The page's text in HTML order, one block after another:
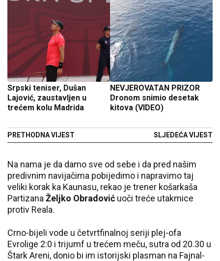
Srpski teniser, Dušan
Lajović, zaustavljen u
trećem kolu Madrida
PRETHODNA VIJEST
NEVJEROVATAN PRIZOR
Dronom snimio desetak
kitova (VIDEO)
SLJEDEĆA VIJEST
Na nama je da damo sve od sebe i da pred našim
predivnim navijačima pobijedimo i napravimo taj
veliki korak ka Kaunasu, rekao je trener košarkaša
Partizana Željko Obradović uoči treće utakmice
protiv Reala.
Crno-bijeli vode u četvrtfinalnoj seriji plej-ofa
Evrolige 2:0 i trijumf u trećem meču, sutra od 20.30 u
Štark Areni, donio bi im istorijski plasman na Fajnal-